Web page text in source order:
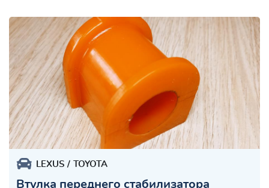
LEXUS TOYOTA
Втулка переднего стабилизатора